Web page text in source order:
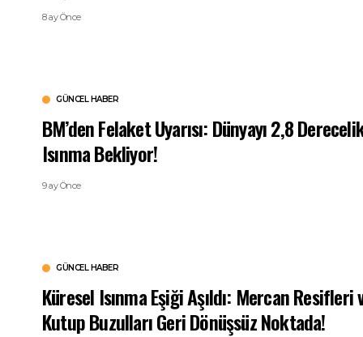
8 ay Önce
GÜNCEL HABER
BM’den Felaket Uyarısı: Dünyayı 2,8
Isınma Bekliyor!
9 ay Önce
GÜNCEL HABER
Küresel Isınma Eşiği Aşıldı: Mercan Resifleri
Kutup Buzulları Geri Dönüşsüz Noktada!